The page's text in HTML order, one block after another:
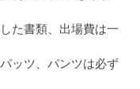
た書類、出場費は一
ッツ、パンツは必ず